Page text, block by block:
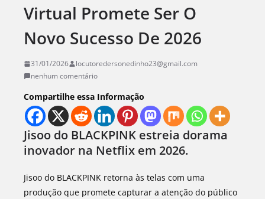
Virtual Promete Ser O
Novo Sucesso De 2026
31/01/2026
locutoredersonedinho23@gmail.com
nenhum comentário
Compartilhe essa Informação
Jisoo do BLACKPINK estreia dorama
inovador na Netflix em 2026.
Jisoo do BLACKPINK retorna às telas com uma
produção que promete capturar a atenção do público